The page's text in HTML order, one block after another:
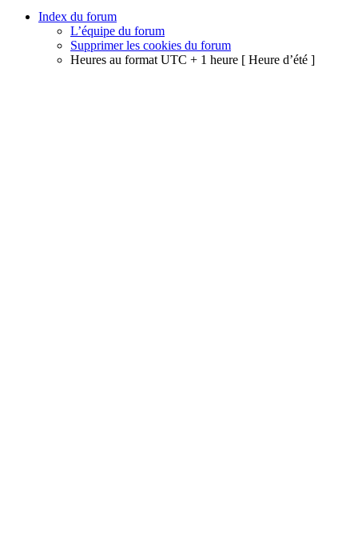
Index du forum
L’équipe du forum
Supprimer les cookies du forum
Heures au format UTC + 1 heure [ Heure d’été ]